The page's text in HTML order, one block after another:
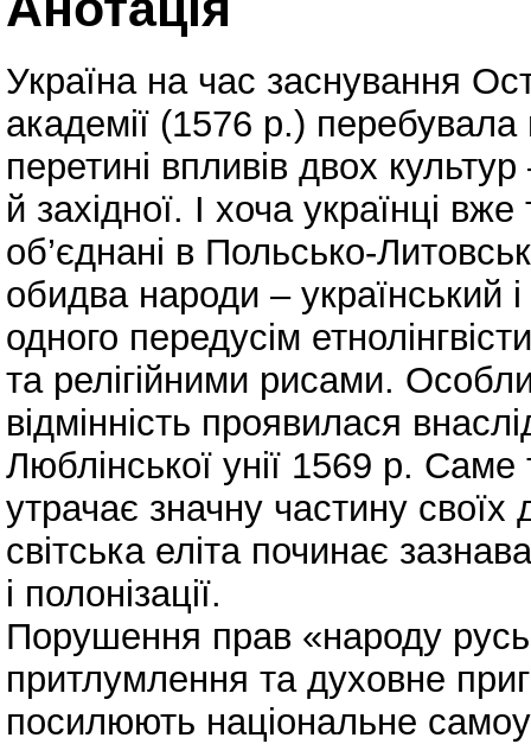
Україна на час заснування
академії (1576 р.) перебувала
перетині впливів двох культур
й західної. І хоча українці
об’єднані в Польсько-
обидва народи – український
одного передусім
та релігійними рисами.
відмінність проявилася
Люблінської унії 1569 р. Саме
утрачає значну частину своїх
світська еліта починає
і полонізації.
Порушення прав «народу
притлумлення та духовне
посилюють національне